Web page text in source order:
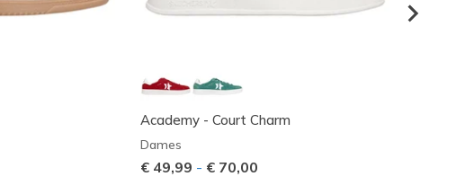
Academy - Court Charm
Dames
€ 49,99 - € 70,00